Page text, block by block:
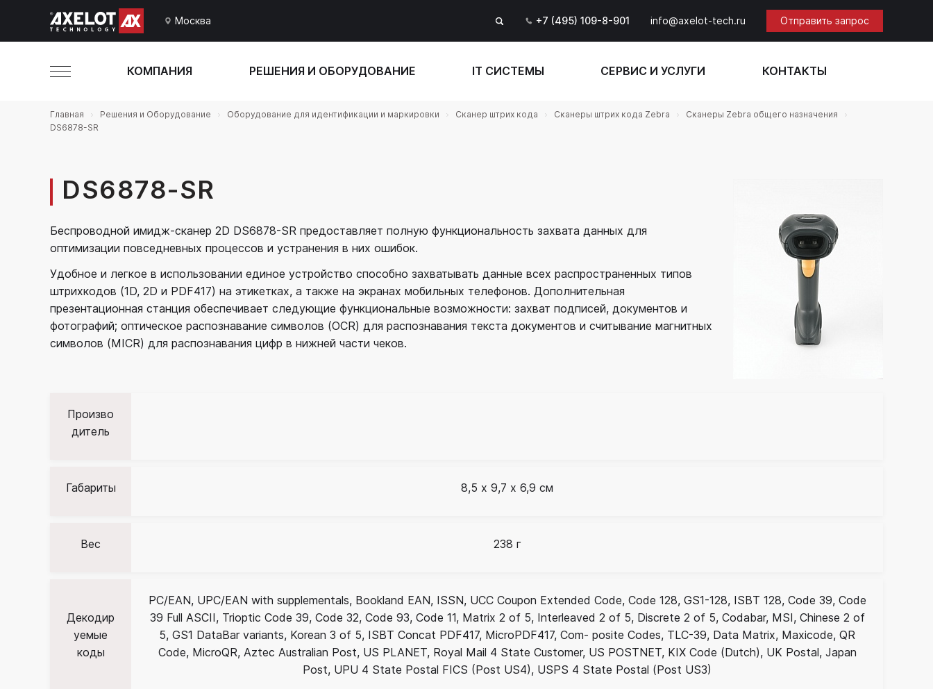
Москва +7 (495) 109-8-901 info@axelot-tech.ru Отправить запрос
КОМПАНИЯ РЕШЕНИЯ И ОБОРУДОВАНИЕ IT СИСТЕМЫ СЕРВИС И УСЛУГИ КОНТАКТЫ
Главная Решения и Оборудование Оборудование для идентификации и маркировки Сканер штрих кода Сканеры штрих кода Zebra
Сканеры Zebra общего назначения
DS6878-SR
DS6878-SR
Беспроводной имидж-сканер 2D DS6878-SR предоставляет полную функциональность захвата данных для
оптимизации повседневных процессов и устранения в них ошибок.
Удобное и легкое в использовании единое устройство способно захватывать данные всех распространенных типов
штрихкодов (1D, 2D и PDF417) на этикетках, а также на экранах мобильных телефонов. Дополнительная
презентационная станция обеспечивает следующие функциональные возможности: захват подписей, документов и
фотографий; оптическое распознавание символов (OCR) для распознавания текста документов и считывание магнитных
символов (MICR) для распознавания цифр в нижней части чеков.
Произво
дитель
Габариты 8,5 х 9,7 х 6,9 см
Вес 238 г
Декодир
уемые
коды
PC/EAN, UPC/EAN with supplementals, Bookland EAN, ISSN, UCC Coupon Extended Code, Code 128, GS1-128, ISBT 128, Code 39, Code
39 Full ASCII, Trioptic Code 39, Code 32, Code 93, Code 11, Matrix 2 of 5, Interleaved 2 of 5, Discrete 2 of 5, Codabar, MSI, Chinese 2 of
5, GS1 DataBar variants, Korean 3 of 5, ISBT Concat PDF417, MicroPDF417, Com- posite Codes, TLC-39, Data Matrix, Maxicode, QR
Code, MicroQR, Aztec Australian Post, US PLANET, Royal Mail 4 State Customer, US POSTNET, KIX Code (Dutch), UK Postal, Japan
Post, UPU 4 State Postal FICS (Post US4), USPS 4 State Postal (Post US3)